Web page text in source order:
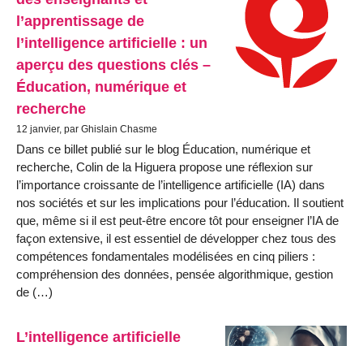
l’apprentissage de
l’intelligence artificielle : un
aperçu des questions clés –
Éducation, numérique et
recherche
12 janvier, par Ghislain Chasme
Dans ce billet publié sur le blog Éducation, numérique et
recherche, Colin de la Higuera propose une réflexion sur
l’importance croissante de l’intelligence artificielle (IA) dans
nos sociétés et sur les implications pour l’éducation. Il soutient
que, même si il est peut-être encore tôt pour enseigner l’IA de
façon extensive, il est essentiel de développer chez tous des
compétences fondamentales modélisées en cinq piliers :
compréhension des données, pensée algorithmique, gestion
de (…)
L’intelligence artificielle